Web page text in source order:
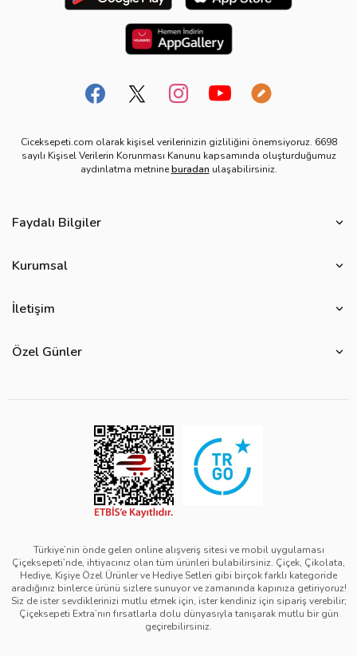
Ciceksepeti.com olarak kişisel verilerinizin gizliliğini önemsiyoruz. 6698
sayılı Kişisel Verilerin Korunması Kanunu kapsamında oluşturduğumuz
aydınlatma metnineburadan ulaşabilirsiniz.
Faydalı Bilgiler
Çiçek Anlamları
Mevsimlere Göre Çiçekler
Ürün Sıralama Kriterleri
Teslimat İpuçları
Sipariş Güncelleme Süreçleri
Kurumsal
Ürün Güvenliği
Reklamlarımız
Kampanya Detayları
Duyarlı Pazarlama Hareketi
Bilgi Toplumu Hizmetleri
Çiçeksepeti Üyelik Sözleşmesi
Mesafeli Satış Sözleşmesi - Çiçek
Mesafeli Satış Sözleşmesi - Hediye & Extra
Çerez Politikası
İletişim
Çiçeksepeti Pazaryeri Kolaylıkları
Ödeme Seçenekleri
Özel Günler
Anneler Günü Hediyeleri
Babalar Günü Hediyeleri
Öğretmenler Günü Hediyeleri
Yılbaşı Hediyeleri
Black Friday
Tıp Bayramı Hediyeleri
Avukatlar Günü Hediyeleri
Hemşireler Günü Hediyeleri
Türkiye’nin önde gelen online alışveriş sitesi ve mobil uygulaması
Çiçeksepeti’nde, ihtiyacınız olan tüm ürünleri bulabilirsiniz. Çiçek, Çikolata,
Hediye, Kişiye Özel Ürünler ve Hediye Setleri gibi birçok farklı kategoride
aradığınız binlerce ürünü sizlere sunuyor ve zamanında kapınıza getiriyoruz!
Siz de ister sevdiklerinizi mutlu etmek için, ister kendiniz için sipariş verebilir;
Çiçeksepeti Extra’nın fırsatlarla dolu dünyasıyla tanışarak mutlu bir gün
geçirebilirsiniz.